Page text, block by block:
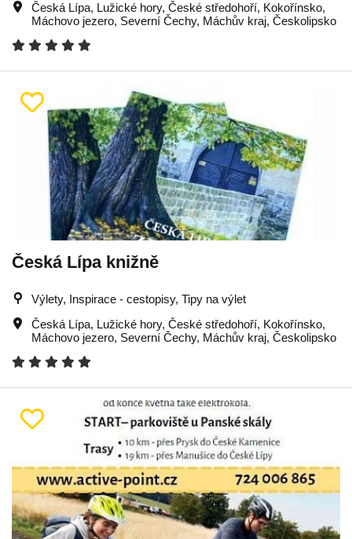
Česká Lípa, Lužické hory, České středohoří, Kokořínsko,
Máchovo jezero, Severní Čechy, Máchův kraj, Českolipsko
Česká Lípa knižně
Výlety, Inspirace - cestopisy, Tipy na výlet
Česká Lípa, Lužické hory, České středohoří, Kokořínsko,
Máchovo jezero, Severní Čechy, Máchův kraj, Českolipsko